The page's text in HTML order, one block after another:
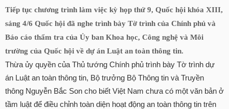
Tiếp tục chương trình làm việc kỳ họp thứ 9, Quốc hội khóa XIII,
sáng 4/6 Quốc hội đã nghe trình bày Tờ trình của Chính phủ và
Báo cáo thẩm tra của Ủy ban Khoa học, Công nghệ và Môi
trường của Quốc hội về dự án Luật an toàn thông tin.
Thừa ủy quyền của Thủ tướng Chính phủ trình bày Tờ trình dự
án Luật an toàn thông tin, Bộ trưởng Bộ Thông tin và Truyền
thông Nguyễn Bắc Son cho biết Việt Nam chưa có một văn bản ở
tầm luật để điều chỉnh toàn diện hoạt động an toàn thông tin trên